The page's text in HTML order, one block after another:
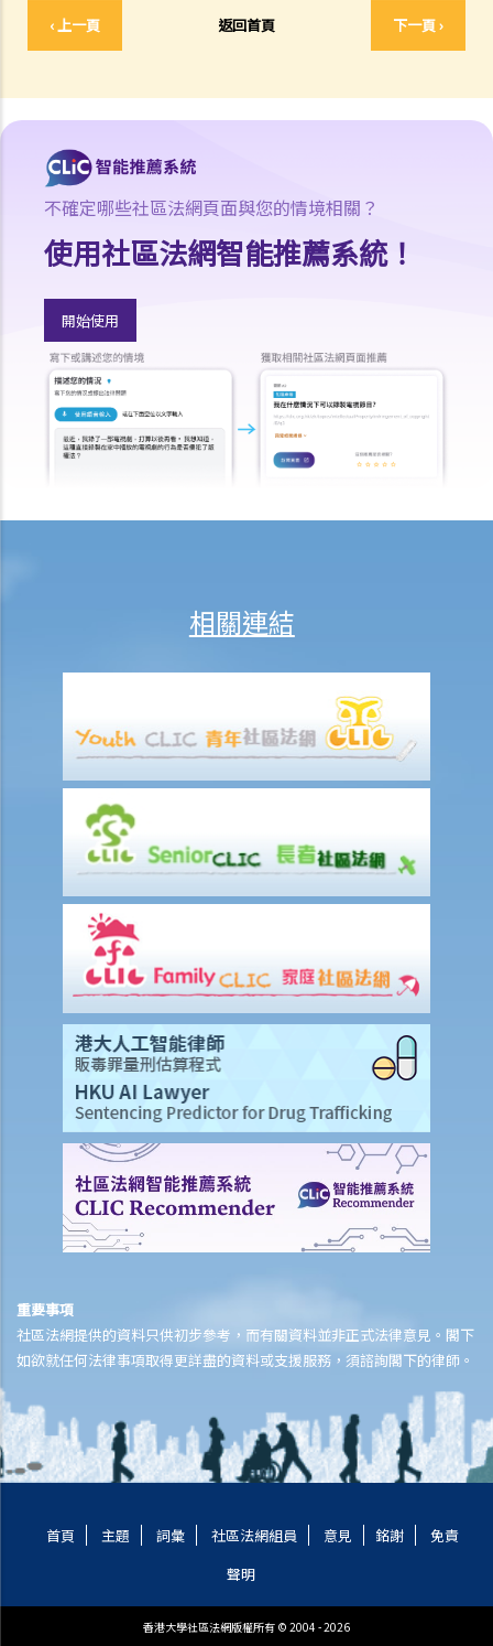
‹ 上一頁 返回首頁 下一頁 ›
8. 委託專家擬備報告的守則
11. 審訊前的覆核
就人身傷害提出申索，會取得多少賠償？
涉及非致命意外的申索
若我因人身傷害提出申索，可否申請法律援助？
法律援助輔助計劃
香港律師會大埔火災緊急免費法律諮詢熱線
切勿尋求索償代理協助處理申索
逝者家屬
我的家人在意外中身亡。我可否代表死者展開人身傷亡訴訟？在控告犯
賠償責任
怎樣才算是因工及在僱用期間遭遇意外（簡稱工傷意外）？
在甚麼情況下，僱主不需要為其僱員的工傷負上賠償責任？
賠償項目
我的配偶在工作時因意外而死亡，我或我的家人可獲哪些賠償？
我在工作時因遇到意外而受傷及導致傷殘，我或我的家人可獲哪些賠
除上述的賠償外，我可否就工傷而獲得其他賠償（例如醫藥費）？
工傷或有關意外之報告
僱主向勞工處報告與工作有關的意外之時限是多久？
僱員可否向勞工處報告與工作有關的意外？
其他有關工傷的事項
如何安排支付工傷賠償？
若然我不能與僱主和平地解決工傷賠償問題，將案件呈交法院的時限是
多久？
若然我對條例所給予的補償感到不滿，或者我認為僱主忽略了應有的安
全措施，我可否進一步提出申索？
受保人已失蹤了數年，其保單受益人可否向保險公司索取死亡賠償？
在處理索償時，保險公司會否接受中醫發出的醫療報告 / 醫生紙？
可否在這段期間向保險公司索償？
我為同一項目（如住院或家居意外）購買了數份保險。我可否從所有保
單索取全數保額，或只可索取實際開支或損失？人壽保險的死亡賠償會
醫療保險
在處理索償時，保險公司會否接受中醫發出的醫療報告 / 醫生紙？
我為同一項目（如住院或家居意外）購買了數份保險。我可否從所有保
單索取全數保額，或只可索取實際開支或損失？
不確定哪些社區法網頁面與您的情境相關？
使用社區法網智能推薦系統！
開始使用
相關連結
重要事項
社區法網提供的資料只供初步參考，而有關資料並非正式法律意見。閣下
如欲就任何法律事項取得更詳盡的資料或支援服務，須諮詢閣下的律師。
首頁 主題 詞彙 社區法網組員 意見 銘謝
免責
聲明
香港大學社區法網版權所有 © 2004 - 2026